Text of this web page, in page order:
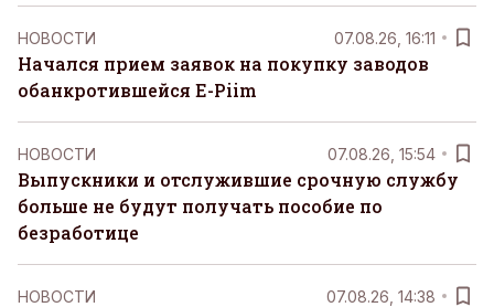
НОВОСТИ 07.08.26, 16:11
Начался прием заявок на покупку заводов
обанкротившейся E-Piim
НОВОСТИ 07.08.26, 15:54
Выпускники и отслужившие срочную службу
больше не будут получать пособие по
безработице
НОВОСТИ 07.08.26, 14:38